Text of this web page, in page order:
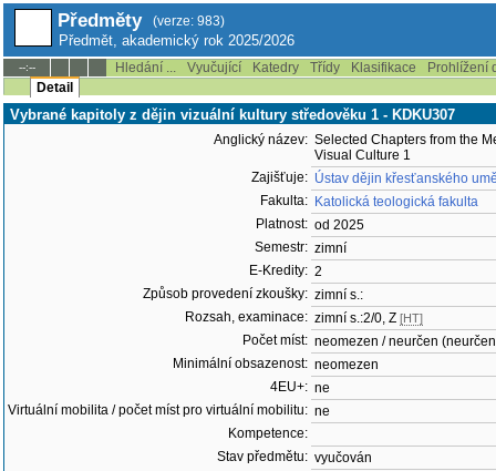
Předměty (verze: 983)
Předmět, akademický rok 2025/2026
--:-- Hledání ... Vyučující Katedry Třídy Klasifikace
Prohlížení
Detail
Vybrané kapitoly z dějin vizuální kultury středověku 1 - KDKU307
Anglický název: Selected Chapters from the
Visual Culture 1
Zajišťuje: Ústav dějin křesťanského
Fakulta: Katolická teologická fakulta
Platnost: od 2025
Semestr: zimní
E-Kredity: 2
Způsob provedení zkoušky: zimní s.:
Rozsah, examinace: zimní s.:2/0, Z [HT]
Počet míst: neomezen / neurčen
Minimální obsazenost: neomezen
4EU+: ne
Virtuální mobilita / počet míst pro virtuální mobilitu: ne
Kompetence:
Stav předmětu: vyučován